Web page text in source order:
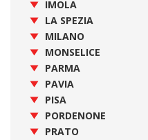
IMOLA
LA SPEZIA
MILANO
MONSELICE
PARMA
PAVIA
PISA
PORDENONE
PRATO